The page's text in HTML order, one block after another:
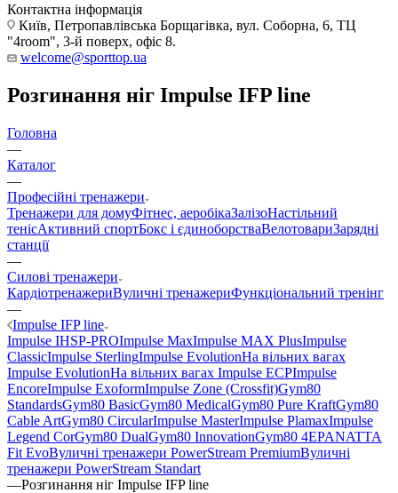
Контактна інформація
Київ, Петропавлівська Борщагівка, вул. Соборна, 6, ТЦ
"4room", 3-й поверх, офіс 8.
welcome@sporttop.ua
Розгинання ніг Impulse IFP line
Головна
—
Каталог
—
Професійні тренажери
Тренажери для домуФітнес, аеробікаЗалізоНастільний
тенісАктивний спортБокс і єдиноборстваВелотовариЗарядні
станції
—
Силові тренажери
КардіотренажериВуличні тренажериФункціональний тренінг
—
Impulse IFP line
Impulse IHSP-PROImpulse MaxImpulse MAX PlusImpulse
ClassicImpulse SterlingImpulse EvolutionНа вільних вагах
Impulse EvolutionНа вільних вагах Impulse ECPImpulse
EncoreImpulse ExoformImpulse Zone (Crossfit)Gym80
StandardsGym80 BasicGym80 MedicalGym80 Pure KraftGym80
Cable ArtGym80 CircularImpulse MasterImpulse PlamaxImpulse
Legend CorGym80 DualGym80 InnovationGym80 4EPANATTA
Fit EvoВуличні тренажери PowerStream PremiumВуличні
тренажери PowerStream Standart
—Розгинання ніг Impulse IFP line